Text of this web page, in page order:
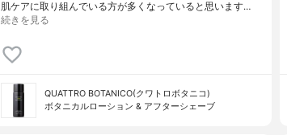
肌ケアに取り組んでいる方が多くなっていると思います…
続きを見る
QUATTRO BOTANICO(クワトロボタニコ)
ボタニカルローション & アフターシェーブ